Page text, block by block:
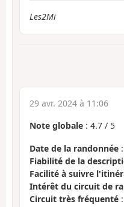
Les2Mi
29 avr. 2024 à 11:06
Note globale : 4.7 / 5
Date de la randonnée
Fiabilité de la
Facilité à suivre
Intérêt du circuit de
Circuit très fréquenté